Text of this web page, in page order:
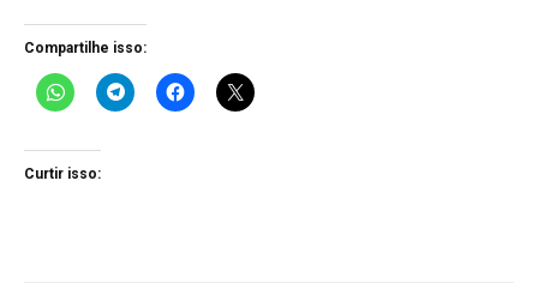
Compartilhe isso:
Curtir isso: